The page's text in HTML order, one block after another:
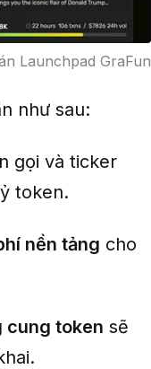
Launchpad GraFun
như sau:
gọi và ticker
token.
nền tảng cho
cung token sẽ